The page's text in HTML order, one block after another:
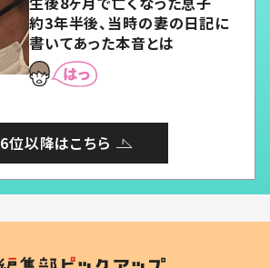
約3年半後、当時の妻の日記に
書いてあった本音とは
6位以降はこちら